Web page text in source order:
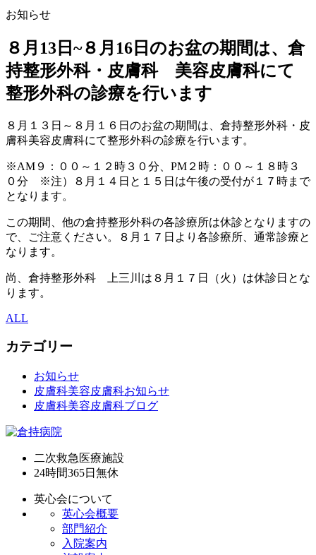
お知らせ
８月13日~８月16日のお盆の期間は、倉
持整形外科・皮膚科 美容皮膚科にて
整形外科の診療を行います
８月１３日～８月１６日のお盆の期間は、倉持整形外科・皮
膚科美容皮膚科にて整形外科の診療を行います。
※AM９：００～１２時３０分、PM２時：００～１８時３
０分 ※注）８月１４日と１５日は午後の受付が１７時まで
となります。
この期間、他の倉持整形外科の各診療所は休診となりますの
で、ご注意ください。８月１７日より各診療所、通常診療と
なります。
尚、倉持整形外科 上三川は８月１７日（火）は休診日とな
ります。
ALL
カテゴリー
お知らせ
皮膚科美容皮膚科お知らせ
皮膚科美容皮膚科ブログ
二次救急医療施設
24時間365日 無休
英心会について
英心会概要
部門紹介
入院案内